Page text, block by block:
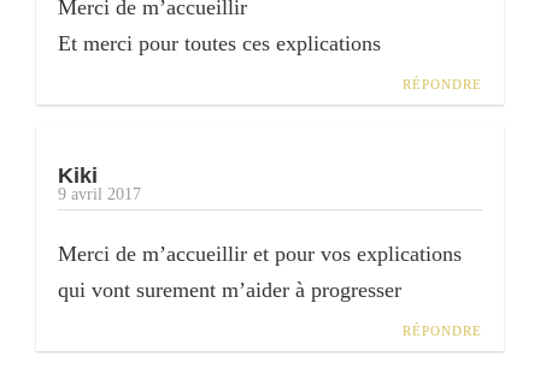
Merci de m’accueillir
Et merci pour toutes ces explications
RÉPONDRE
Kiki
9 avril 2017
Merci de m’accueillir et pour vos explications
qui vont surement m’aider à progresser
RÉPONDRE